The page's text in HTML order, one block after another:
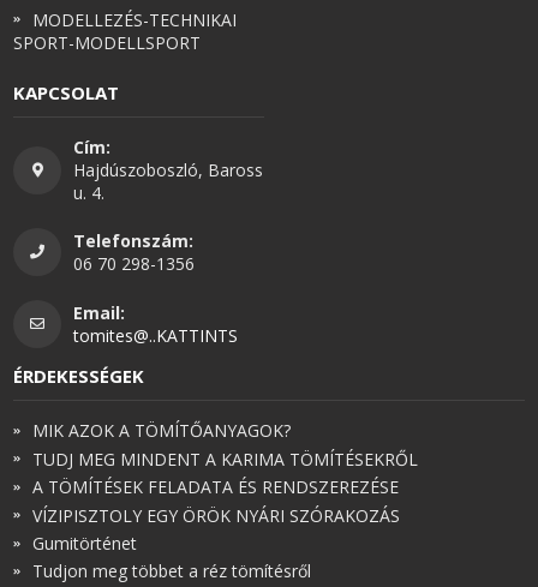
MODELLEZÉS-TECHNIKAI
SPORT-MODELLSPORT
KAPCSOLAT
Cím:
Hajdúszoboszló, Baross
u. 4.
Telefonszám:
06 70 298-1356
Email:
tomites@..KATTINTS
ÉRDEKESSÉGEK
MIK AZOK A TÖMÍTŐANYAGOK?
TUDJ MEG MINDENT A KARIMA TÖMÍTÉSEKRŐL
A TÖMÍTÉSEK FELADATA ÉS RENDSZEREZÉSE
VÍZIPISZTOLY EGY ÖRÖK NYÁRI SZÓRAKOZÁS
Gumitörténet
Tudjon meg többet a réz tömítésről